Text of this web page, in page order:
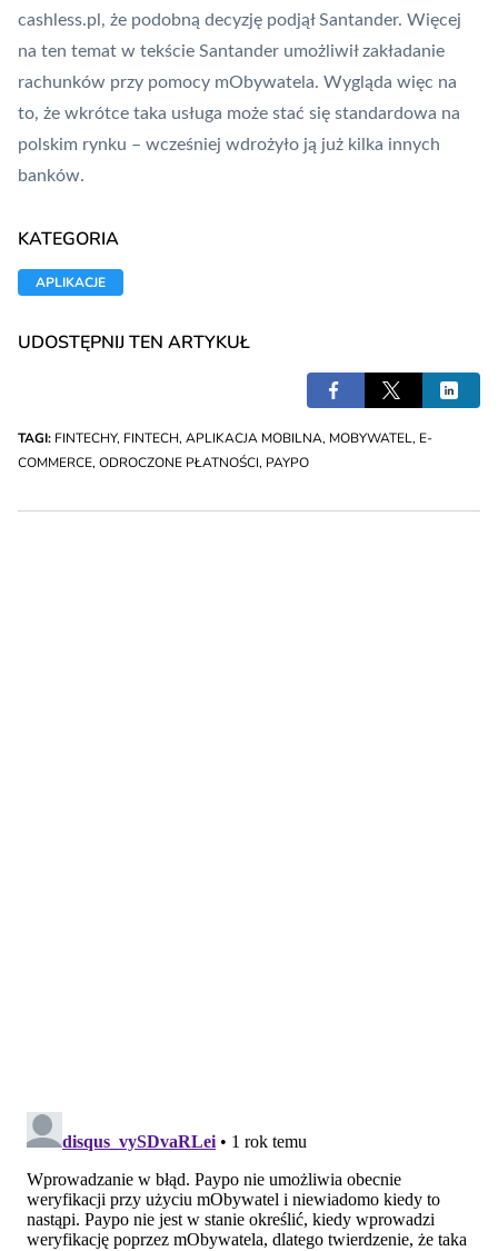
cashless.pl, że podobną decyzję podjął Santander. Więcej
na ten temat w tekście Santander umożliwił zakładanie
rachunków przy pomocy mObywatela. Wygląda więc na
to, że wkrótce taka usługa może stać się standardowa na
polskim rynku – wcześniej wdrożyło ją już kilka innych
banków.
KATEGORIA
APLIKACJE
UDOSTĘPNIJ TEN ARTYKUŁ
TAGI: FINTECHY, FINTECH, APLIKACJA MOBILNA, MOBYWATEL, E-
COMMERCE, ODROCZONE PŁATNOŚCI, PAYPO